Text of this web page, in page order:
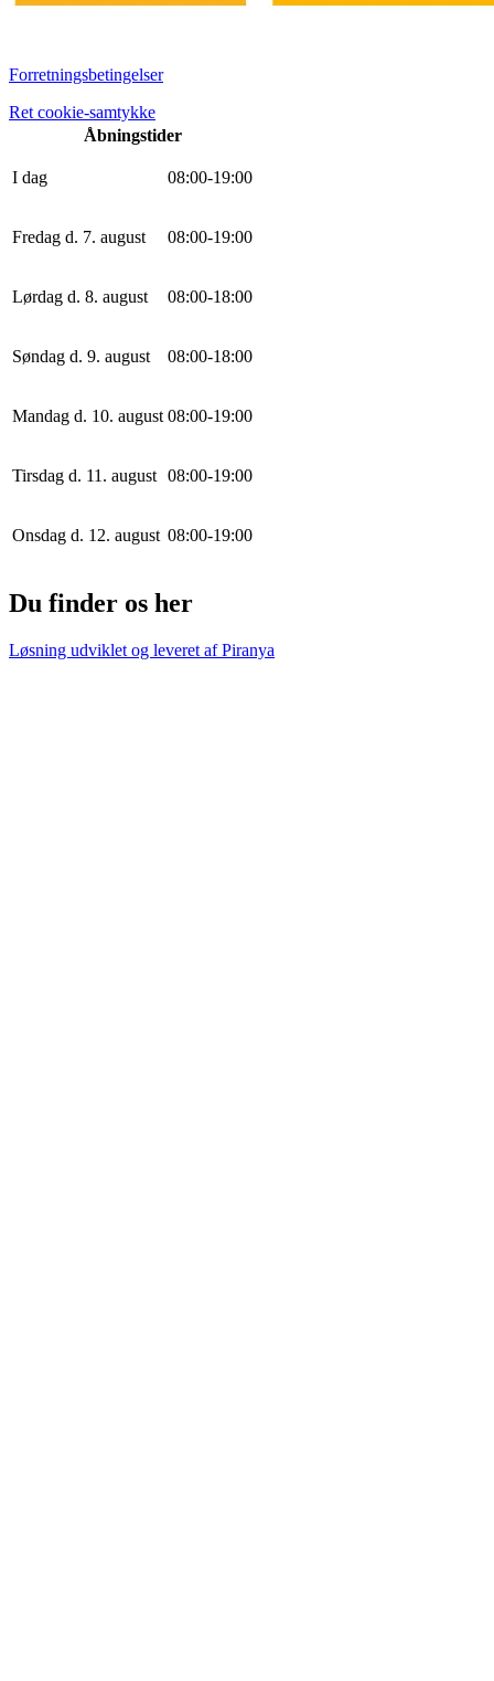
Forretningsbetingelser
Ret cookie-samtykke
Åbningstider
I dag 08:00-19:00
Fredag d. 7. august 08:00-19:00
Lørdag d. 8. august 08:00-18:00
Søndag d. 9. august 08:00-18:00
Mandag d. 10. august 08:00-19:00
Tirsdag d. 11. august 08:00-19:00
Onsdag d. 12. august 08:00-19:00
Du finder os her
Løsning udviklet og leveret afPiranya